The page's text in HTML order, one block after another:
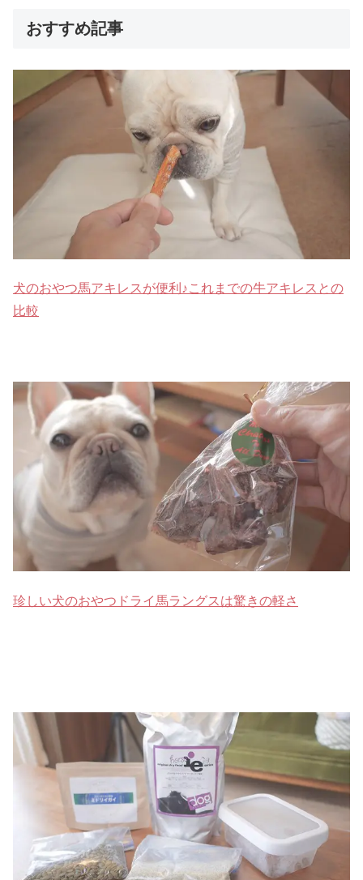
おすすめ記事
犬のおやつ馬アキレスが便利♪これまでの牛アキレスとの
比較
珍しい犬のおやつドライ馬ラングスは驚きの軽さ